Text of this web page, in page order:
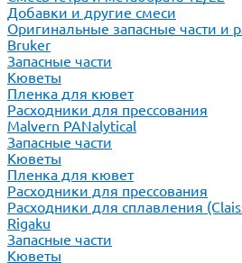
Добавки и другие смеси
Оригинальные запасные части и
Bruker
Запасные части
Кюветы
Пленка для кювет
Расходники для прессования
Malvern PANalytical
Запасные части
Кюветы
Пленка для кювет
Расходники для прессования
Расходники для сплавления
Rigaku
Запасные части
Кюветы